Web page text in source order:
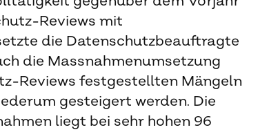
Reviews mit
die Datenschutzbeauftragte
die Massnahmenumsetzung
Reviews festgestellten Mängeln
gesteigert werden. Die
liegt bei sehr hohen 96